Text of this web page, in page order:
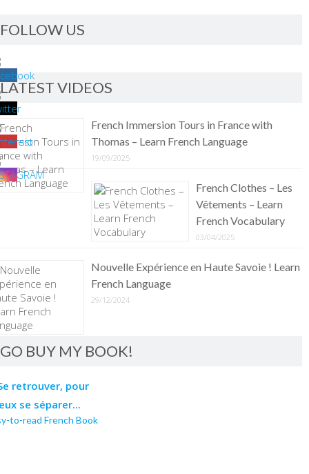
FOLLOW US
LATEST VIDEOS
French Immersion Tours in France with
Thomas – Learn French Language
19/09/2025
French Clothes – Les
Vêtements – Learn
French Vocabulary
03/04/2025
Nouvelle Expérience en Haute Savoie ! Learn
French Language
29/12/2024
GO BUY MY BOOK!
to-read French Book